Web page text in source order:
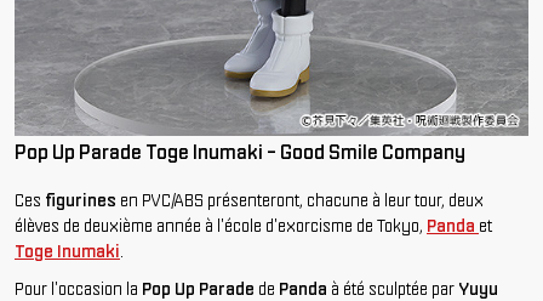
Pop Up Parade Toge Inumaki - Good Smile Company
Ces figurines en PVC/ABS présenteront, chacune à leur tour, deux
élèves de deuxième année à l'école d'exorcisme de Tokyo, Panda et
Toge Inumaki
Pour l'occasion la Pop Up Parade de Panda à été sculptée par Yuyu